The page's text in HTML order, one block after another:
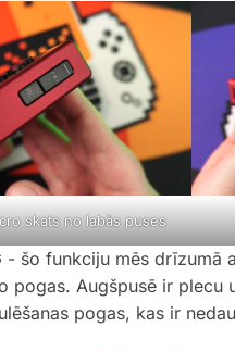
skats no labās puses
šo funkciju mēs drīzumā
Augšpusē ir plecu
pogas, kas ir